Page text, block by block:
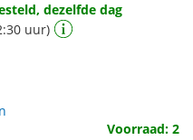
dezelfde dag
uur)
Voorraad: 2